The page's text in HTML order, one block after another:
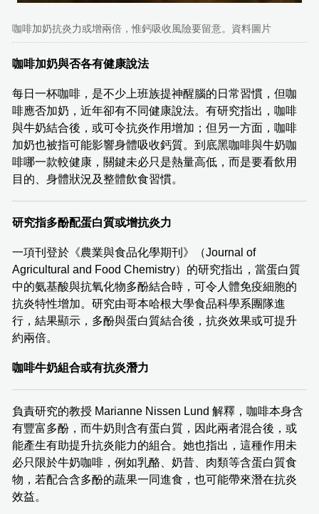
咖啡加奶抗炎力或增兩倍，惟鈣吸收風險要留意。資料圖片
咖啡加奶與否各有健康說法
每日一杯咖啡，是不少上班族提神醒腦的日常習慣，但咖
啡應否加奶，近年卻有不同健康說法。有研究指出，咖啡
與牛奶結合後，或可令抗炎作用增加；但另一方面，咖啡
加奶也被指可能影響身體吸收鈣質。到底黑咖啡與牛奶咖
啡哪一款較健康，關鍵未必只是熱量高低，而是要看飲用
目的、身體狀況及整體飲食習慣。
研究指多酚配蛋白質或增抗炎力
一項刊登於《農業與食品化學期刊》（Journal of
Agricultural and Food Chemistry）的研究指出，當蛋白質
中的氨基酸與抗氧化物多酚結合時，可令人體免疫細胞的
抗炎特性增加。研究由哥本哈根大學食品科學系團隊進
行，結果顯示，多酚與蛋白質結合後，抗炎效果或可提升
約兩倍。
咖啡牛奶組合或有抗炎潛力
負責研究的教授 Marianne Nissen Lund 解釋，咖啡本身含
有豐富多酚，而牛奶則含有蛋白質，因此兩者混合後，或
能產生有助提升抗炎能力的組合。她也指出，這種作用未
必只限於牛奶咖啡，例如乳酪、奶昔、肉類等含蛋白質食
物，若配合含多酚的蔬果一同進食，也可能帶來潛在抗炎
效益。